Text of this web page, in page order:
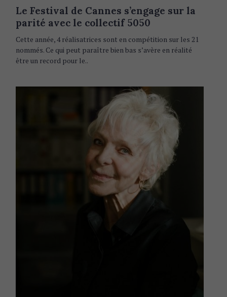
T
G
O
R
E
S
Le Festival de Cannes s’engage sur la
parité avec le collectif 5050
Cette année, 4 réalisatrices sont en compétition sur les 21
nommés. Ce qui peut paraître bien bas s’avère en réalité
être un record pour le..